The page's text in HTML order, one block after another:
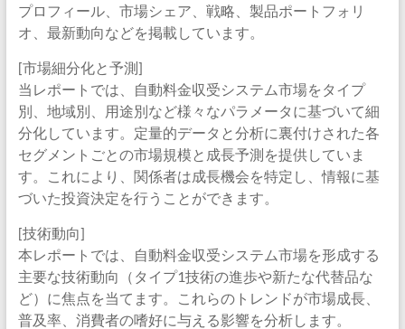
プロフィール、市場シェア、戦略、製品ポートフォリ
オ、最新動向などを掲載しています。
[市場細分化と予測]
当レポートでは、自動料金収受システム市場をタイプ
別、地域別、用途別など様々なパラメータに基づいて細
分化しています。定量的データと分析に裏付けされた各
セグメントごとの市場規模と成長予測を提供していま
す。これにより、関係者は成長機会を特定し、情報に基
づいた投資決定を行うことができます。
[技術動向]
本レポートでは、自動料金収受システム市場を形成する
主要な技術動向（タイプ1技術の進歩や新たな代替品な
ど）に焦点を当てます。これらのトレンドが市場成長、
普及率、消費者の嗜好に与える影響を分析します。